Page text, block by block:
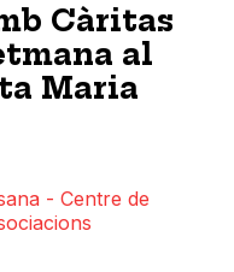
Càritas
al
Maria
- Centre de